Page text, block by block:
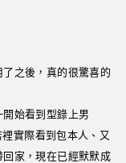
之後，真的很驚喜的
始看到型錄上男
實際看到包本人、又
家，現在已經默默成